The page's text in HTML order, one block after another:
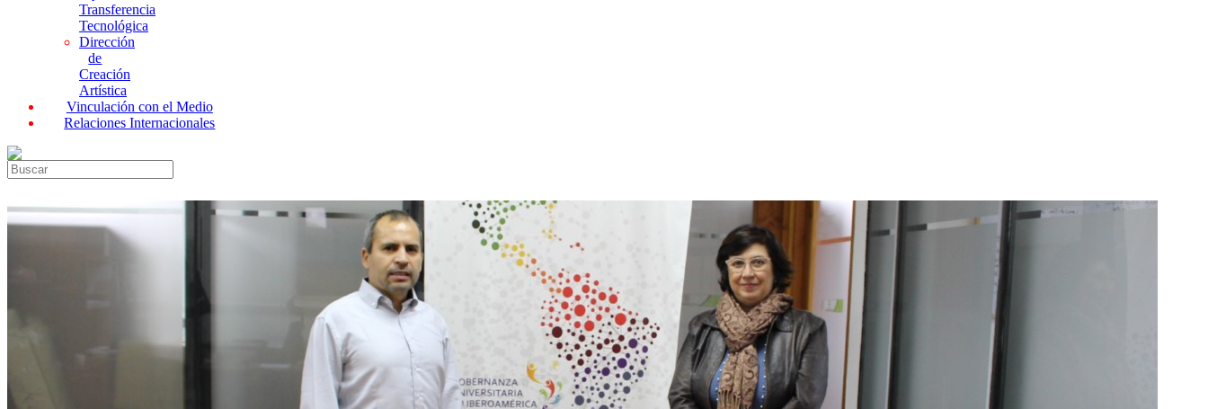
Transferencia
Tecnológica
Dirección
de
Creación
Artística
Vinculación con el Medio
Relaciones Internacionales